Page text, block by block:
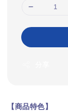
【商品特色】